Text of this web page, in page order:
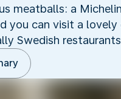
meatballs: a
you can visit a
Swedish